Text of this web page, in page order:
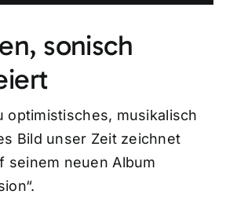
sonisch
optimistisches, musikalisch
Bild unser Zeit zeichnet
seinem neuen Album